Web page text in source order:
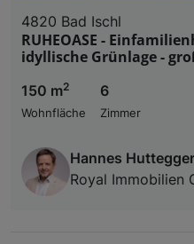
4820 Bad Ischl
RUHEOASE -
idyllische Grünlage -
150 m2
Wohnfläche
6
Zimmer
Hannes Huttegger
Royal Immobilien